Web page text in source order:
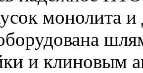
монолита
и клиновым